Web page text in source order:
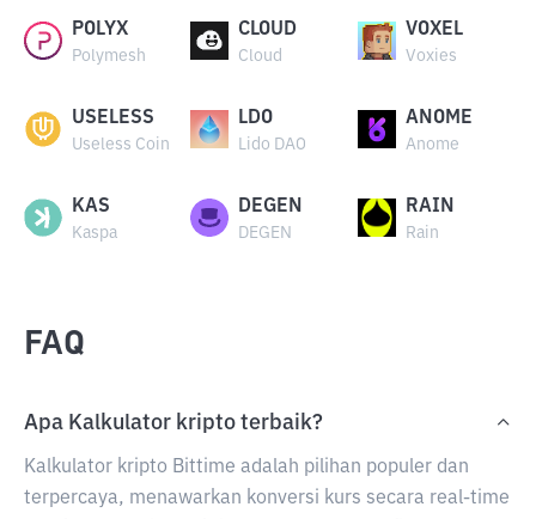
POLYX
Polymesh
CLOUD
Cloud
VOXEL
Voxies
USELESS
Useless Coin
LDO
Lido DAO
ANOME
Anome
KAS
Kaspa
DEGEN
DEGEN
RAIN
Rain
FAQ
Apa Kalkulator kripto terbaik?
Kalkulator kripto Bittime adalah pilihan populer dan
terpercaya, menawarkan konversi kurs secara real-time